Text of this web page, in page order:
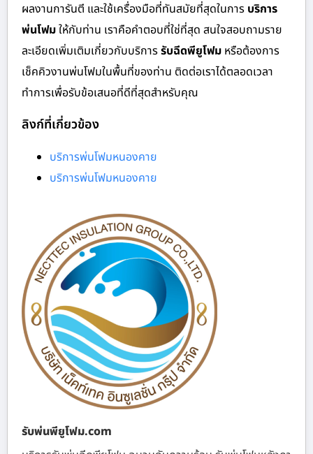
ผลงานการันตี และใช้เครื่องมือที่ทันสมัยที่สุดในการ บริการ
พ่นโฟมให้กับท่าน เราคือคำตอบที่ใช่ที่สุด สนใจสอบถามราย
ละเอียดเพิ่มเติมเกี่ยวกับบริการรับฉีดพียูโฟม หรือต้องการ
เช็คคิวงานพ่นโฟมในพื้นที่ของท่าน ติดต่อเราได้ตลอดเวลา
ทำการเพื่อรับข้อเสนอที่ดีที่สุดสำหรับคุณ
ลิงก์ที่เกี่ยวข้อง
บริการพ่นโฟมหนองคาย
บริการพ่นโฟมหนองคาย
รับพ่นพียูโฟม.com